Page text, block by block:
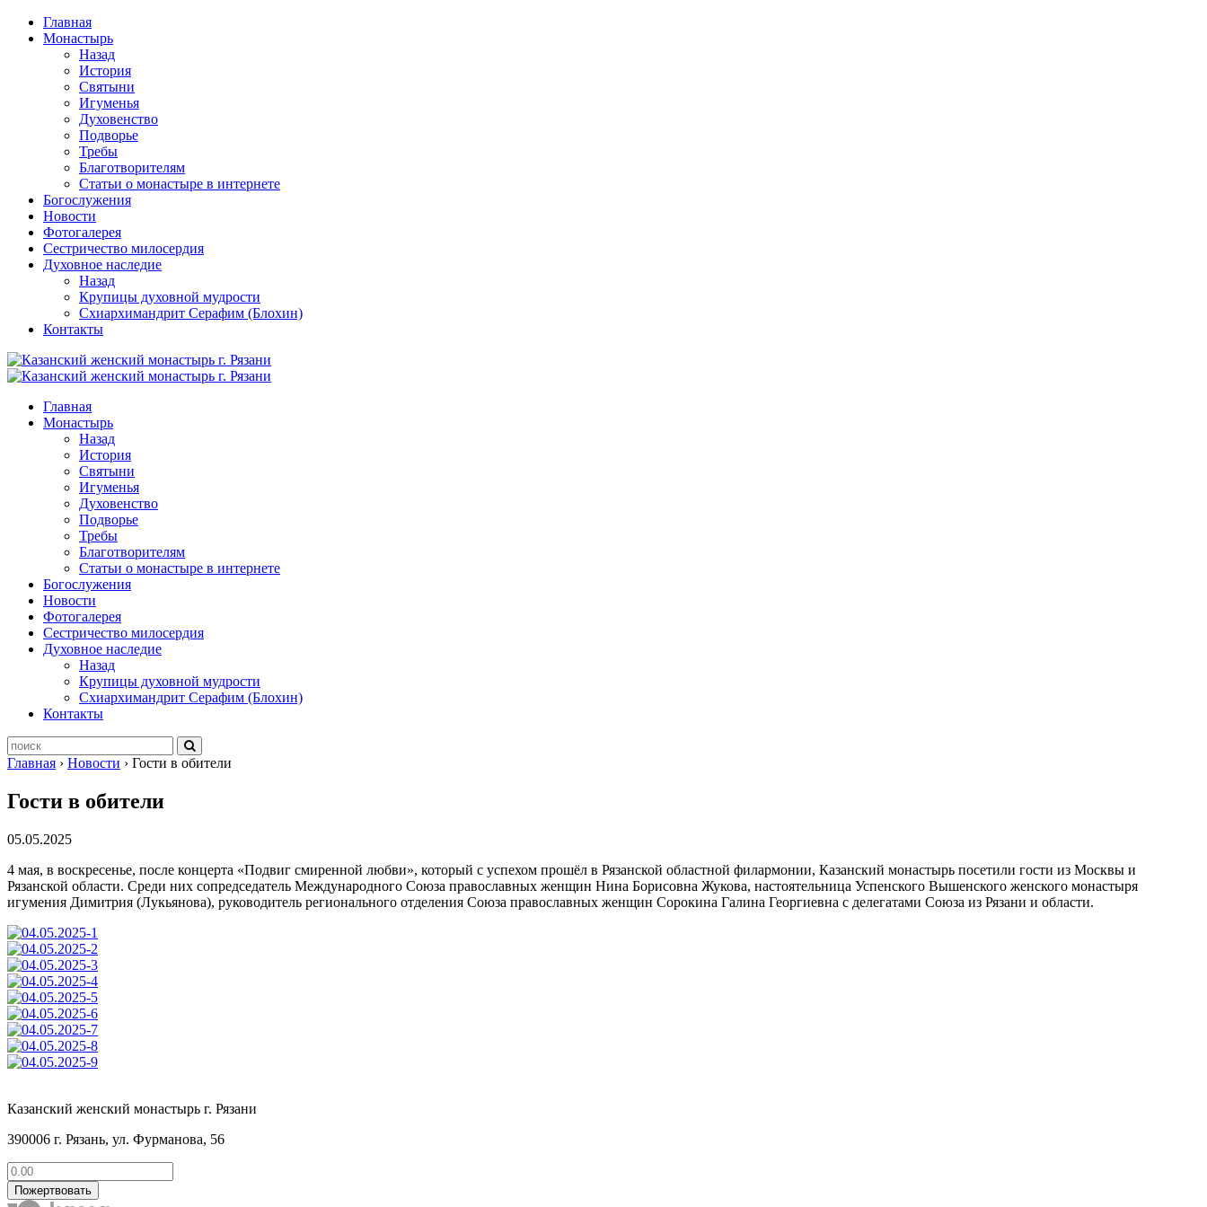
Перейти
содержимому
Главная
Монастырь
Назад
История
Святыни
Игуменья
Духовенство
Подворье
Требы
Благотворителям
Статьи о монастыре в интернете
Богослужения
Новости
Фотогалерея
Сестричество милосердия
Духовное наследие
Назад
Крупицы духовной мудрости
Схиархимандрит Серафим (Блохин)
Контакты
Главная
Монастырь
Назад
История
Святыни
Игуменья
Духовенство
Подворье
Требы
Благотворителям
Статьи о монастыре в интернете
Богослужения
Новости
Фотогалерея
Сестричество милосердия
Духовное наследие
Назад
Крупицы духовной мудрости
Схиархимандрит Серафим (Блохин)
Контакты
Главная › Новости › Гости в обители
Гости в обители
05.05.2025
4 мая, в воскресенье, после концерта «Подвиг смиренной любви», который с успехом прошёл в Рязанской областной филармонии, Казанский монастырь посетили гости из Москвы и
Рязанской области. Среди них сопредседатель Международного Союза православных женщин Нина Борисовна Жукова, настоятельница Успенского Вышенского женского монастыря
игумения Димитрия (Лукьянова), руководитель регионального отделения Союза православных женщин Сорокина Галина Георгиевна с делегатами Союза из Рязани и области.
Казанский женский монастырь г. Рязани
390006 г. Рязань, ул. Фурманова, 56
Пожертвовать